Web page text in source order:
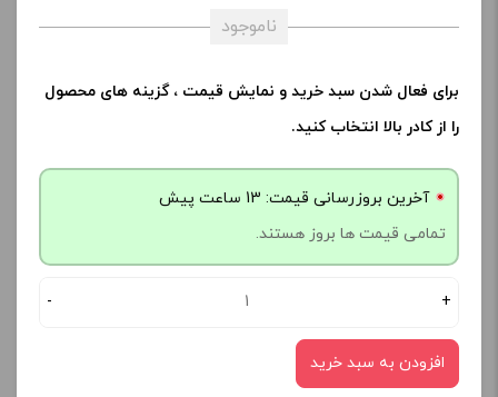
ناموجود
برای فعال شدن سبد خرید و نمایش قیمت ، گزینه های محصول
را از کادر بالا انتخاب کنید.
آخرین بروزرسانی قیمت: 13 ساعت پیش
تمامی قیمت ها بروز هستند.
- +
افزودن به سبد خرید